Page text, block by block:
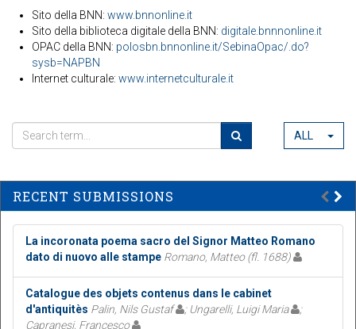
Sito della BNN: www.bnnonline.it
Sito della biblioteca digitale della BNN: digitale.bnnnonline.it
OPAC della BNN: polosbn.bnnonline.it/SebinaOpac/.do?
sysb=NAPBN
Internet culturale: www.internetculturale.it
ALL
RECENT SUBMISSIONS
La incoronata poema sacro del Signor Matteo Romano
dato di nuovo alle stampe Romano, Matteo (fl. 1688)
Catalogue des objets contenus dans le cabinet
d'antiquitès Palin, Nils Gustaf ; Ungarelli, Luigi Maria
;
Capranesi, Francesco